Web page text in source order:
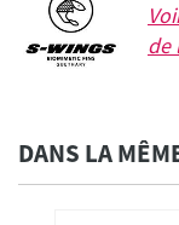
de
DANS LA